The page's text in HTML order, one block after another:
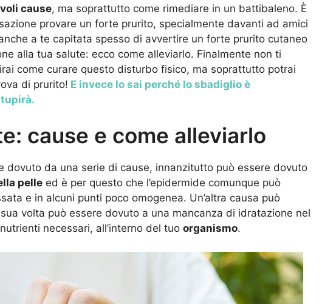
cause, ma soprattutto come rimediare in un battibaleno. È
provare un forte prurito, specialmente davanti ad amici
a te capitata spesso di avvertire un forte prurito cutaneo
alla tua salute: ecco come alleviarlo. Finalmente non ti
come curare questo disturbo fisico, ma soprattutto potrai
di prurito! E invece lo sai perché lo sbadiglio è
cause e come alleviarlo
dovuto da una serie di cause, innanzitutto può essere dovuto
pelle ed è per questo che l’epidermide comunque può
e in alcuni punti poco omogenea. Un’altra causa può
volta può essere dovuto a una mancanza di idratazione nel
necessari, all’interno del tuo organismo.